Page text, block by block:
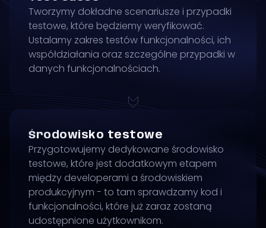
Tworzymy dokładne scenariusze i przypadki
testowe, które będziemy weryfikować.
Ustalamy zakres testów funkcjonalności, ich
współdziałania oraz szczególne przypadki w
danych funkcjonalnościach.
Środowisko testowe
Przygotowujemy dedykowane środowisko
testowe, które jest dodatkowym etapem
między developerami a środowiskiem
produkcyjnym - to tam sprawdzamy kod i
funkcjonalności, które już zaraz zostaną
udostępnione użytkownikom.